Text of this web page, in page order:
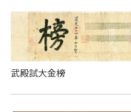
武殿試大金榜